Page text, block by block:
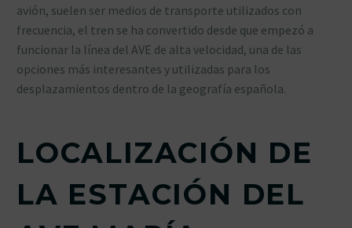
avión, suelen ser medios de transporte utilizados con
frecuencia, el tren se ha convertido desde que empezó a
funcionar la línea del AVE de alta velocidad, una de las
opciones más interesantes y utilizadas para los
desplazamientos dentro de la geografía española.
LOCALIZACIÓN DE
LA ESTACIÓN DEL